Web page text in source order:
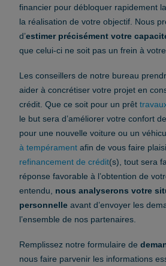
financier pour débloquer rapidement
la réalisation de votre objectif. Nous
d’estimer précisément votre
que celui-ci ne soit pas un frein à votre
Les conseillers de notre bureau
aider à concrétiser votre projet en
crédit. Que ce soit pour un prêt
le but sera d’améliorer votre confort
pour une nouvelle voiture ou un
à tempérament afin de vous faire
refinancement de crédit(s), tout sera
réponse favorable à l’obtention de
entendu, nous analyserons votre
personnelle avant d’envoyer les
l’ensemble de nos partenaires.
Remplissez notre formulaire de
nous faire parvenir les informations